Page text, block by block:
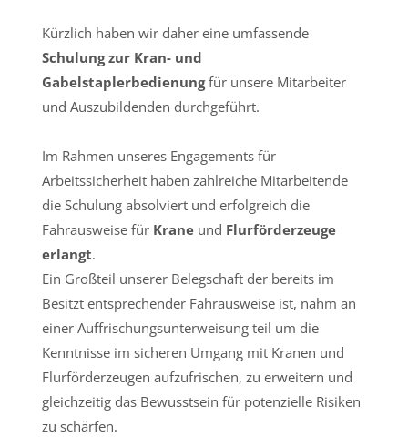
Kürzlich haben wir daher eine umfassende
Schulung zur Kran- und
Gabelstaplerbedienungfür unsere Mitarbeiter
und Auszubildenden durchgeführt.
Im Rahmen unseres Engagements für
Arbeitssicherheit haben zahlreiche Mitarbeitende
die Schulung absolviert und erfolgreich die
Fahrausweise für Kraneund Flurförderzeuge
erlangt.
Ein Großteil unserer Belegschaft der bereits im
Besitzt entsprechender Fahrausweise ist, nahm an
einer Auffrischungsunterweisung teil um die
Kenntnisse im sicheren Umgang mit Kranen und
Flurförderzeugen aufzufrischen, zu erweitern und
gleichzeitig das Bewusstsein für potenzielle Risiken
zu schärfen.